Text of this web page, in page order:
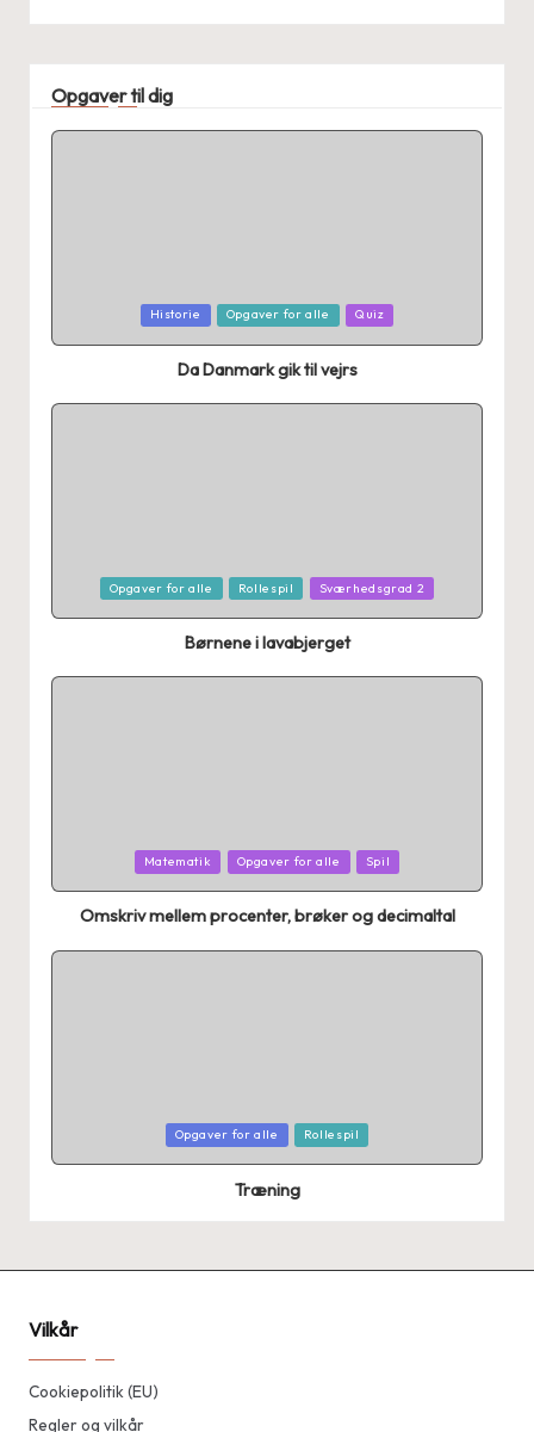
Opgaver til dig
Historie Opgaver for alle Quiz
Da Danmark gik til vejrs
PostedOpgaver for alle Rollespil Sværhedsgrad 2
Børnene i lavabjerget
Matematik Opgaver for alle Spil
Omskriv mellem procenter, brøker og decimaltal
Opgaver for alle Rollespil
Træning
Vilkår
Cookiepolitik (EU)
Regler og vilkår